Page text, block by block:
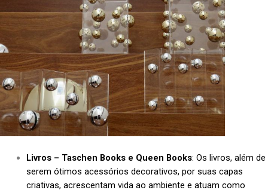
Livros – Taschen Books e Queen Books: Os livros, além de
serem ótimos acessórios decorativos, por suas capas
criativas, acrescentam vida ao ambiente e atuam como